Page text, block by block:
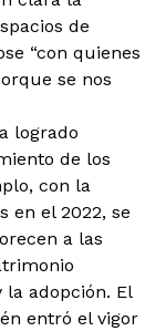
de
“con quienes
se nos
logrado
de los
con la
en el 2022, se
a las
adopción. El
entró el vigor